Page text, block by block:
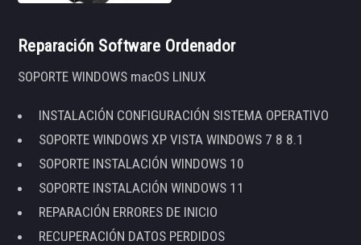
Reparación Software Ordenador
SOPORTE WINDOWS macOS LINUX
INSTALACIÓN CONFIGURACIÓN SISTEMA OPERATIVO
SOPORTE WINDOWS XP VISTA WINDOWS 7 8 8.1
SOPORTE INSTALACIÓN WINDOWS 10
SOPORTE INSTALACIÓN WINDOWS 11
REPARACIÓN ERRORES DE INICIO
RECUPERACIÓN DATOS PERDIDOS